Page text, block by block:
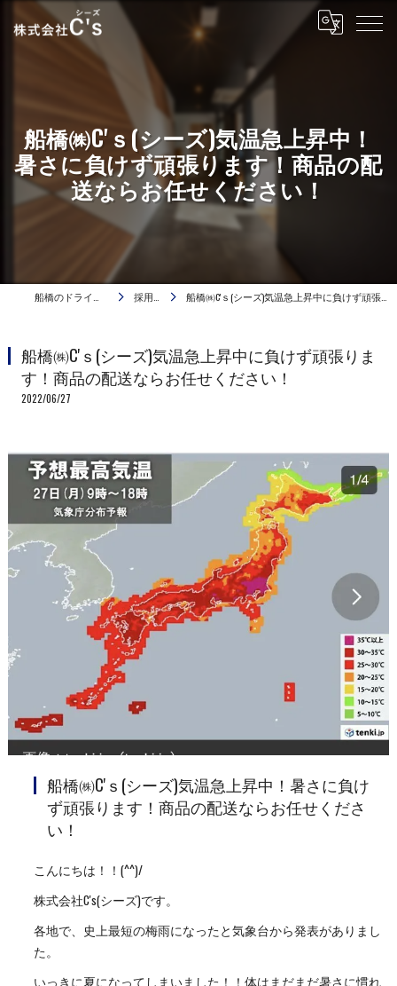
船橋㈱C'ｓ(シーズ)気温急上昇中！
暑さに負けず頑張ります！商品の配
送ならお任せください！
採用ブログ 船橋㈱C'ｓ(シーズ)気温急上昇中に負けず頑張ります！商品の配送ならお任せください！
船橋㈱C'ｓ(シーズ)気温急上昇中に負けず頑張りま
す！商品の配送ならお任せください！
2022/06/27
船橋㈱C'ｓ(シーズ)気温急上昇中！暑さに負け
ず頑張ります！商品の配送ならお任せくださ
い！
こんにちは！！(^^)/
株式会社C's(シーズ)です。
各地で、史上最短の梅雨になったと気象台から発表がありまし
た。
いっきに夏になってしまいました！！体はまだまだ暑さに慣れ